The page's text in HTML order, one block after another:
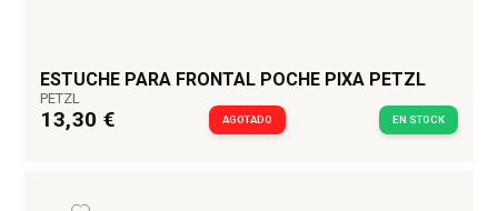
ESTUCHE PARA FRONTAL POCHE PIXA PETZL
PETZL
13,30 € AGOTADO EN STOCK